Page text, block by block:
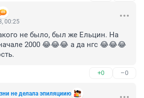
00:25
не было, был же Ельцин. На
2000 😂😂😂 а да нгс 😂😂😂
+0 –0
не делала эпиляциию